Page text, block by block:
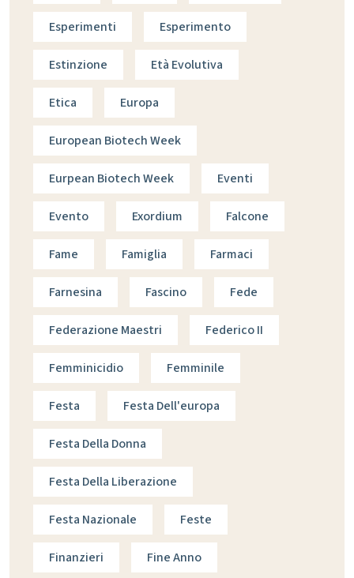
Esperimenti Esperimento
Estinzione Età Evolutiva
Etica Europa
European Biotech Week
Eurpean Biotech Week Eventi
Evento Exordium Falcone
Fame Famiglia Farmaci
Farnesina Fascino Fede
Federazione Maestri Federico II
Femminicidio Femminile
Festa Festa Dell'europa
Festa Della Donna
Festa Della Liberazione
Festa Nazionale Feste
Finanzieri Fine Anno